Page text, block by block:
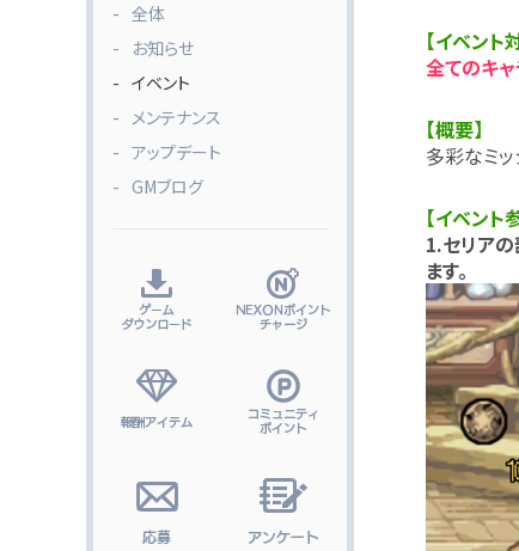
【イベント
全てのキ
【概要】
多彩なミ
【イベント
1.セリアの
ます。
全体
お知らせ
イベント
メンテナンス
アップデート
GMブログ